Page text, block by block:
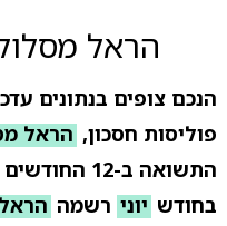
הראל
הנכם צופים בנתונים
פוליסות חסכון, הראל
התשואה ב-12 החודשים האחרונים עומדת על
בחודש יוני רשמה